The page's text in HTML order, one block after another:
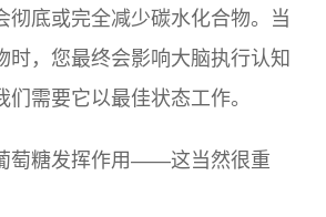
彻底或完全减少碳水化合物。当
时，您最终会影响大脑执行认知
需要它以最佳状态工作。
萄糖发挥作用——这当然很重